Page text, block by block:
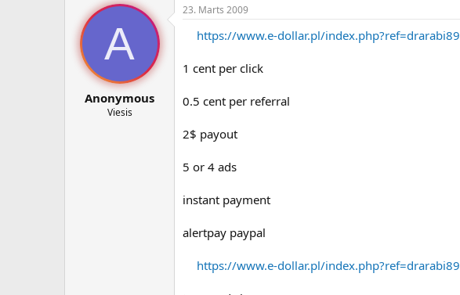
e
d
e
u
m
a
d
u
A
Anonymous
Viesis
23. Marts 2009
https://www.e-dollar.pl/index.php?ref=drarabi89
1 cent per click
0.5 cent per referral
2$ payout
5 or 4 ads
instant payment
alertpay paypal
https://www.e-dollar.pl/index.php?ref=drarabi89